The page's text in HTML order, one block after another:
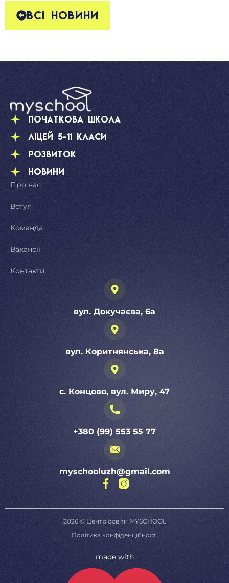
Всі новини
Початкова школа
Ліцей 5-11 класи
Розвиток
Новини
Про нас
Вступ
Команда
Вакансії
Контакти
вул. Докучаєва, 6а
вул. Коритнянська, 8а
с. Концово, вул. Миру, 47
+380 (99) 553 55 77
myschooluzh@gmail.com
2026 © Центр освіти MYSCHOOL
Політика конфіденційності
made with